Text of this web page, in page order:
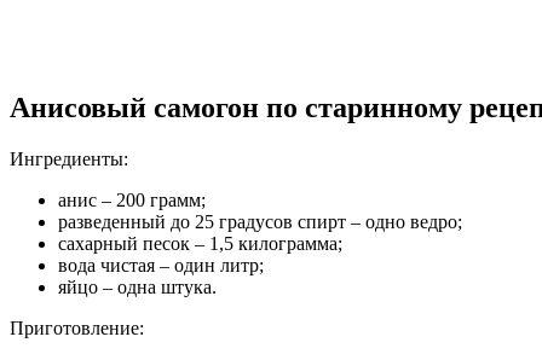
Анисовый самогон по старинному
Ингредиенты:
анис – 200 грамм;
разведенный до 25 градусов спирт – одно ведро;
сахарный песок – 1,5 килограмма;
вода чистая – один литр;
яйцо – одна штука.
Приготовление: